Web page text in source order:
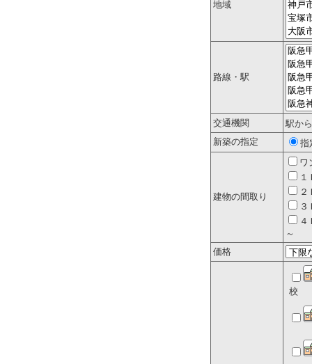
地域
路線・駅
交通機関
駅か
新築の指定
指
建物の間取り
ワ
１
～
価格
校